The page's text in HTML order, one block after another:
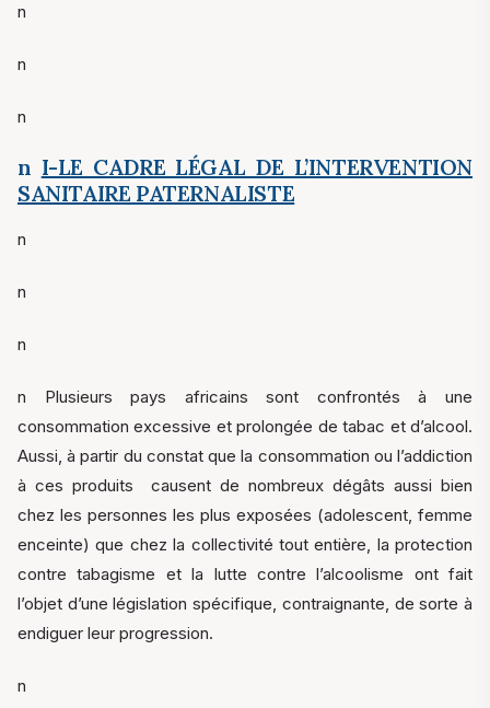
n
n
n
n I-LE CADRE LÉGAL DE L’INTERVENTION
SANITAIRE PATERNALISTE
n
n
n
n Plusieurs pays africains sont confrontés à une
consommation excessive et prolongée de tabac et d’alcool.
Aussi, à partir du constat que la consommation ou l’addiction
à ces produits causent de nombreux dégâts aussi bien
chez les personnes les plus exposées (adolescent, femme
enceinte) que chez la collectivité tout entière, la protection
contre tabagisme et la lutte contre l’alcoolisme ont fait
l’objet d’une législation spécifique, contraignante, de sorte à
endiguer leur progression.
n